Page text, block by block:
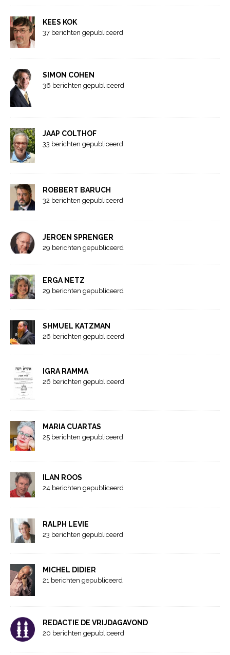
KEES KOK
37 berichten gepubliceerd
SIMON COHEN
36 berichten gepubliceerd
JAAP COLTHOF
33 berichten gepubliceerd
ROBBERT BARUCH
32 berichten gepubliceerd
JEROEN SPRENGER
29 berichten gepubliceerd
ERGA NETZ
29 berichten gepubliceerd
SHMUEL KATZMAN
26 berichten gepubliceerd
IGRA RAMMA
26 berichten gepubliceerd
MARIA CUARTAS
25 berichten gepubliceerd
ILAN ROOS
24 berichten gepubliceerd
RALPH LEVIE
23 berichten gepubliceerd
MICHEL DIDIER
21 berichten gepubliceerd
REDACTIE DE VRIJDAGAVOND
20 berichten gepubliceerd